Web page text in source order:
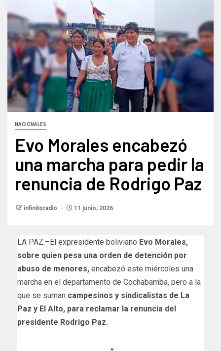
NACIONALES
Evo Morales encabezó
una marcha para pedir la
renuncia de Rodrigo Paz
infinitoradio 11 junio, 2026
LA PAZ.–El expresidente boliviano Evo Morales,
sobre quien pesa una orden de detención por
abuso de menores, encabezó este miércoles una
marcha en el departamento de Cochabamba, pero a la
que se suman campesinos y sindicalistas de La
Paz y El Alto, para reclamar la renuncia del
presidente Rodrigo Paz.